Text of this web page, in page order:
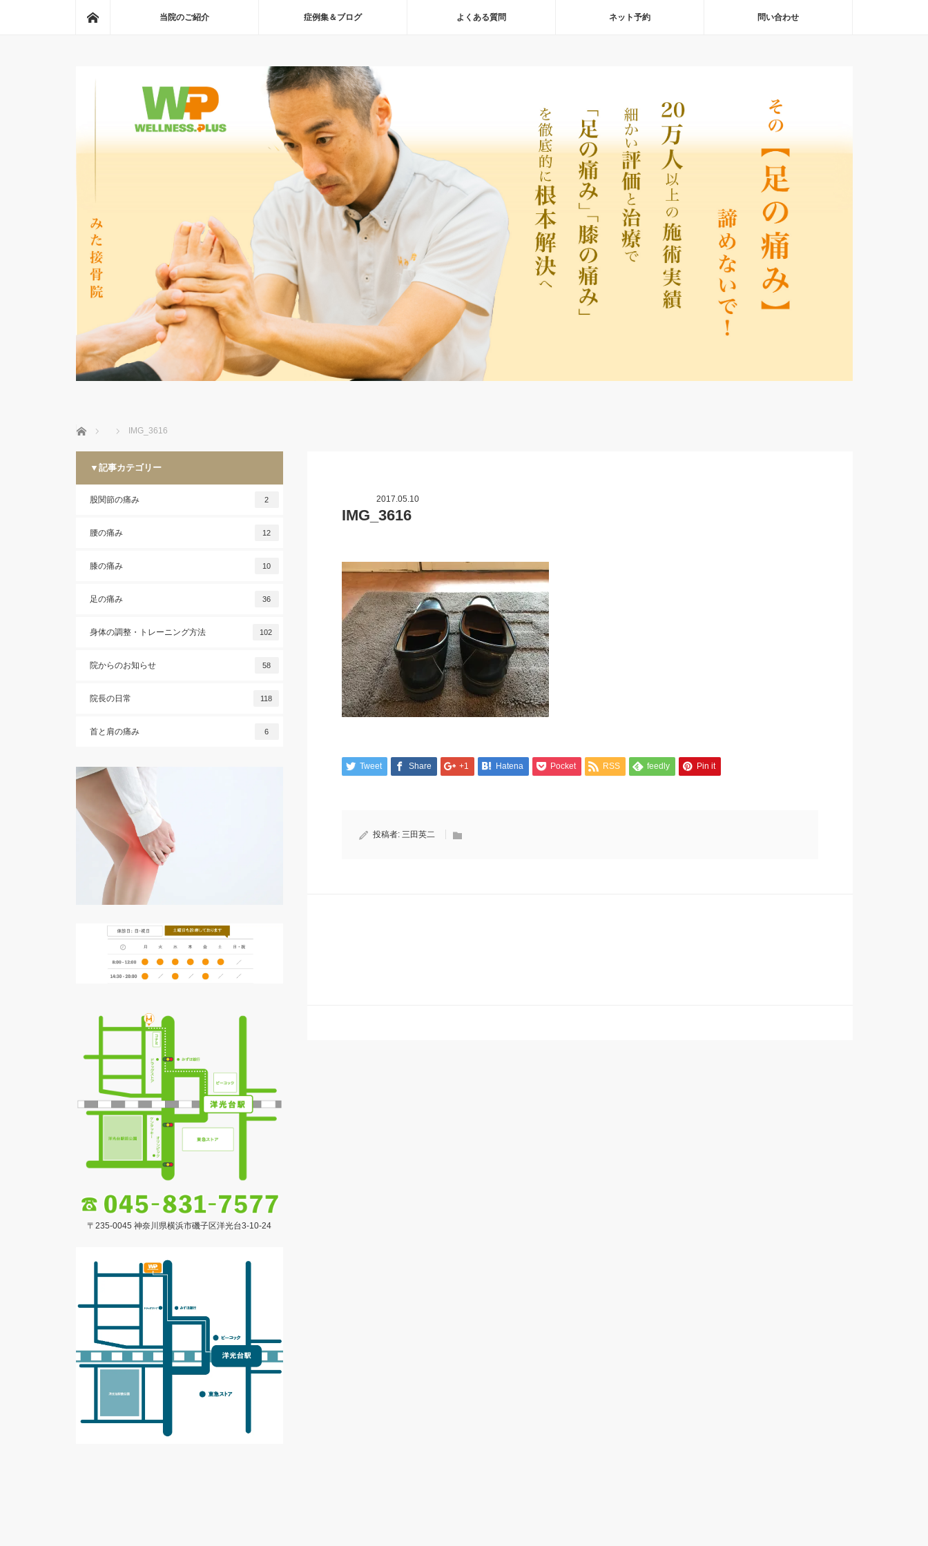
当院のご紹介 症例集＆ブログ よくある質問 ネット予約 問い合わせ
ホーム IMG_3616
2017.05.10
IMG_3616
Tweet Share +1 Hatena Pocket RSS feedly Pin it
投稿者: 三田英二
▼記事カテゴリー
股関節の痛み 2
腰の痛み 12
膝の痛み 10
足の痛み 36
身体の調整・トレーニング方法 102
院からのお知らせ 58
院長の日常 118
首と肩の痛み 6
〒235-0045 神奈川県横浜市磯子区洋光台3-10-24